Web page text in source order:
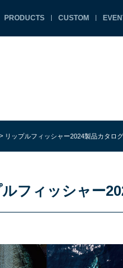
PRODUCTS CUSTOM
> リップルフィッシャー2024製品カタロ
ルフィッシャー